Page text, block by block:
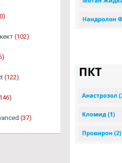
(102)
(122)
(37)